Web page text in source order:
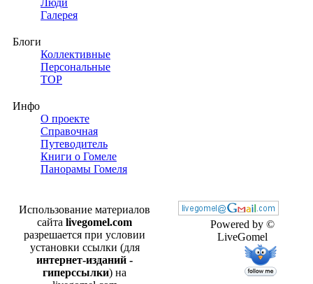
Люди
Галерея
Блоги
Коллективные
Персональные
TOP
Инфо
О проекте
Справочная
Путеводитель
Книги о Гомеле
Панорамы Гомеля
Powered by ©
LiveGomel
Использование материалов
сайта livegomel.com
разрешается при условии
установки ссылки (для
интернет-изданий -
гиперссылки) на